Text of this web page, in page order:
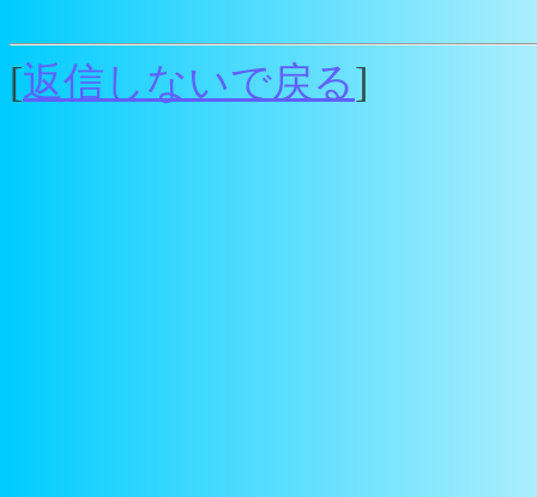
[返信しないで戻る]